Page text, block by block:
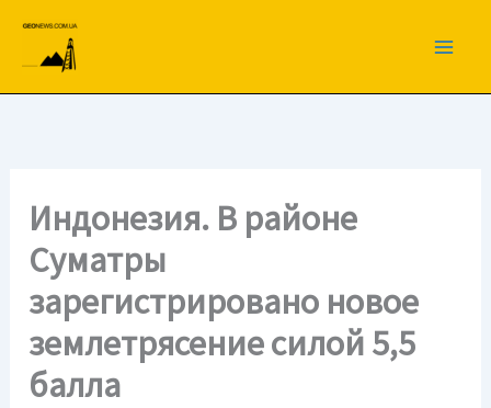
вмісту
Индонезия. В районе
Суматры
зарегистрировано новое
землетрясение силой 5,5
балла